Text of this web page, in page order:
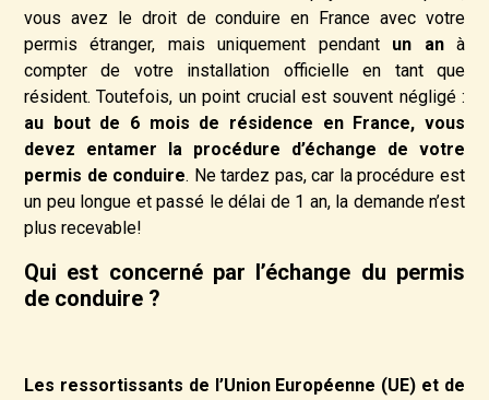
vous avez le droit de conduire en France avec votre
permis étranger, mais uniquement pendant un anà
compter de votre installation officielle en tant que
résident. Toutefois, un point crucial est souvent négligé :
au bout de 6 mois de résidence en France, vous
devez entamer la procédure d’échange de votre
permis de conduire. Ne tardez pas, car la procédure est
un peu longue et passé le délai de 1 an, la demande n’est
plus recevable!
Qui est concerné par l’échange du permis
de conduire ?
Les ressortissants de l’Union Européenne (UE) et de